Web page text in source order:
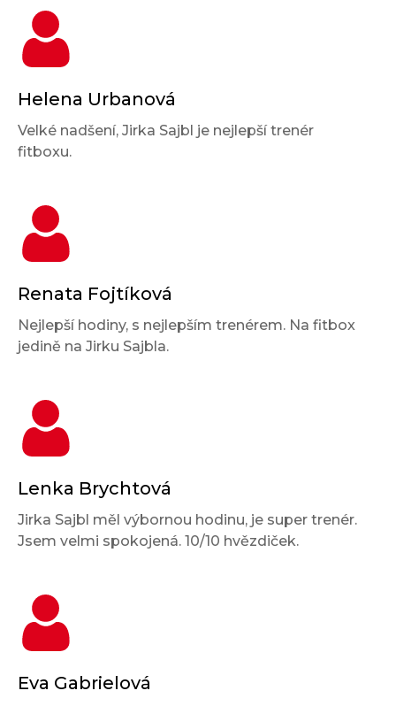
Helena Urbanová
Velké nadšení, Jirka Sajbl je nejlepší trenér
fitboxu.
Renata Fojtíková
Nejlepší hodiny, s nejlepším trenérem. Na fitbox
jedině na Jirku Sajbla.
Lenka Brychtová
Jirka Sajbl měl výbornou hodinu, je super trenér.
Jsem velmi spokojená. 10/10 hvězdiček.
Eva Gabrielová